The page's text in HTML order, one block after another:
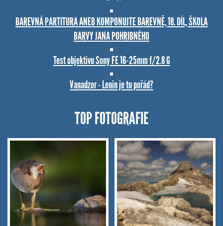
BAREVNÁ PARTITURA ANEB KOMPONUJTE BAREVNĚ, 18. DÍL, ŠKOLA
BARVY JANA POHRIBNÉHO
Test objektivu Sony FE 16-25mm f/2.8 G
Vanadzor - Lenin je tu pořád?
TOP FOTOGRAFIE